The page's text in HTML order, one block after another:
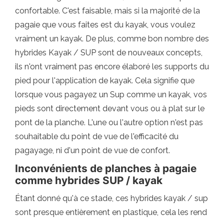
confortable. C'est faisable, mais si la majorité de la
pagaie que vous faites est du kayak, vous voulez
vraiment un kayak. De plus, comme bon nombre des
hybrides Kayak / SUP sont de nouveaux concepts,
ils n'ont vraiment pas encore élaboré les supports du
pied pour l'application de kayak. Cela signifie que
lorsque vous pagayez un Sup comme un kayak, vos
pieds sont directement devant vous ou à plat sur le
pont de la planche. L'une ou l'autre option n'est pas
souhaitable du point de vue de l'efficacité du
pagayage, ni d'un point de vue de confort.
Inconvénients de planches à pagaie
comme hybrides SUP / kayak
Étant donné qu'à ce stade, ces hybrides kayak / sup
sont presque entièrement en plastique, cela les rend